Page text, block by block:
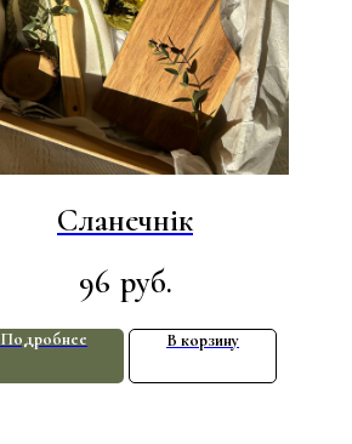
Сланечнік
96 руб.
Подробнее В корзину